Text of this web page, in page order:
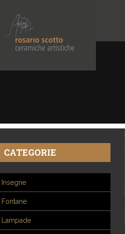
CATEGORIE
Insegne
Fontane
Lampade